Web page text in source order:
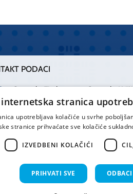
PODACI
Centrala Firule
021 556 111
Centrala
021 557 111
Spinčićeva 1,
21000 Split
Hrvatska
internetska stranica
upotrebljava kolačiće u svrhe
stranice prihvaćate sve kolačiće
IZVEDBENI KOLAČIĆI
PRIHVATI SVE ODBACI